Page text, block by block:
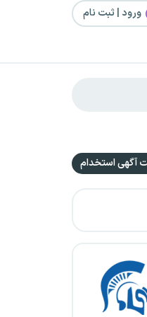
ورود | ثبت‌ نام
آگهی استخدام